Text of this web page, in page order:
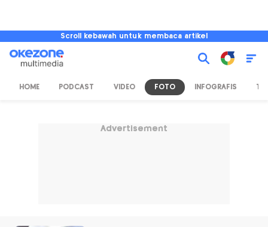
Scroll kebawah untuk membaca artikel
HOME PODCAST VIDEO FOTO INFOGRAFIS TV
Advertisement